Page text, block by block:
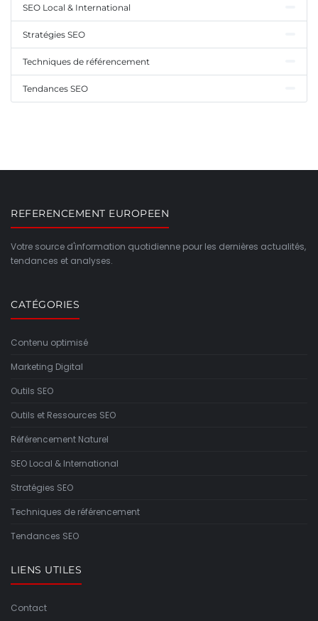
SEO Local & International
Stratégies SEO
Techniques de référencement
Tendances SEO
REFERENCEMENT EUROPEEN
Votre source d'information quotidienne pour les dernières actualités,
tendances et analyses.
CATÉGORIES
Contenu optimisé
Marketing Digital
Outils SEO
Outils et Ressources SEO
Référencement Naturel
SEO Local & International
Stratégies SEO
Techniques de référencement
Tendances SEO
LIENS UTILES
Contact